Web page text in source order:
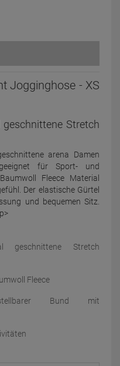
Jogginghose - XS
Stretch
arena Damen
für Sport- und
Fleece Material
Der elastische Gürtel
und bequemen Sitz.
geschnittene Stretch
Fleece
Bund mit